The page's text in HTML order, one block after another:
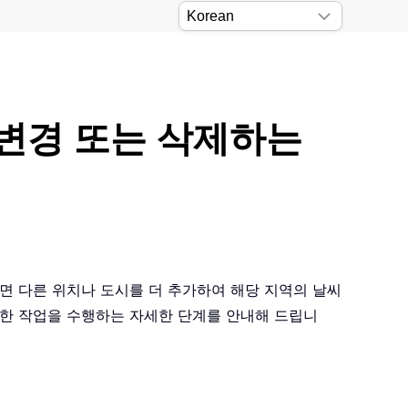
경 또는 삭제하는
다른 위치나 도시를 더 추가하여 해당 지역의 날씨
작업을 수행하는 자세한 단계를 안내해 드립니